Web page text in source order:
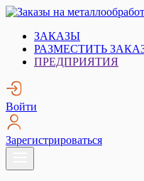
Skip
content
Заказы на металлообработку.
Металлообработка.
ЗАКАЗЫ
РАЗМЕСТИТЬ
ПРЕДПРИЯТИЯ
Войти
Зарегистрироваться